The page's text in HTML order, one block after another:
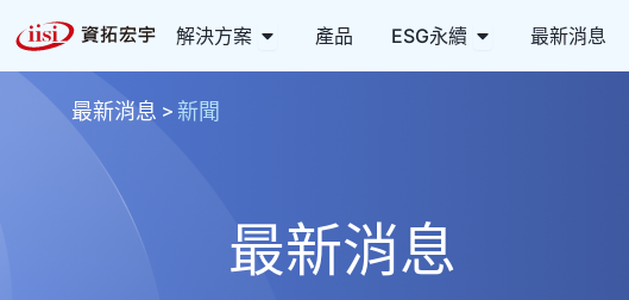
至
主
解決方案 Open 解決方案
產品 ESG永續 Open ESG永續
最新消息
最新消息 > 新聞
最新消息